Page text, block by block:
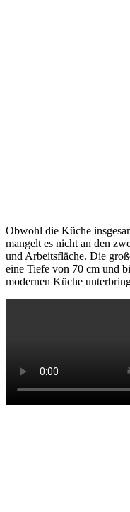
Obwohl die Küche
mangelt es nicht an den
und Arbeitsfläche. Die
eine Tiefe von 70 cm und
modernen Küche